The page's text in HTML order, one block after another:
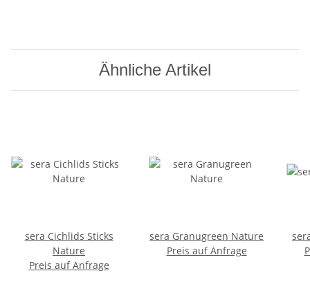
Ähnliche Artikel
sera Cichlids Sticks
Nature
Preis auf Anfrage
sera Granugreen Nature
Preis auf Anfrage